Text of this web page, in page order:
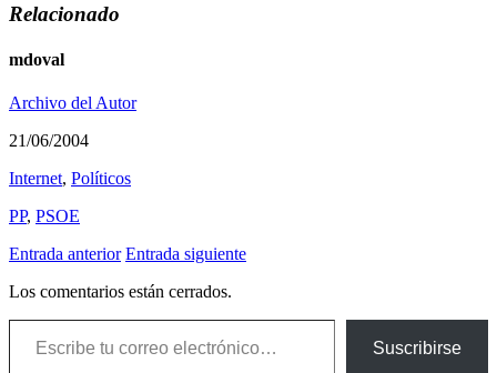
Relacionado
mdoval
Archivo del Autor
21/06/2004
Internet, Polí­ticos
PP, PSOE
Entrada anterior Entrada siguiente
Los comentarios están cerrados.
Escribe tu correo electrónico…
Suscribirse